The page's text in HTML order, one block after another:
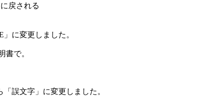
戻される
に変更しました。
で。
誤文字」に変更しました。